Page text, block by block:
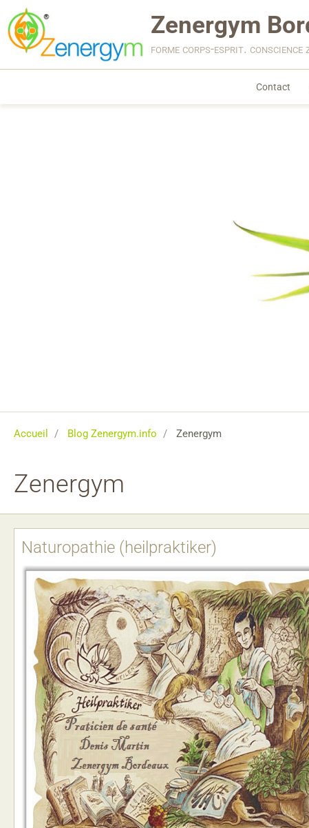
Zenergym
forme corps-esprit. conscience
Contact
Accueil Blog Zenergym.info Zenergym
Zenergym
Naturopathie (heilpraktiker)